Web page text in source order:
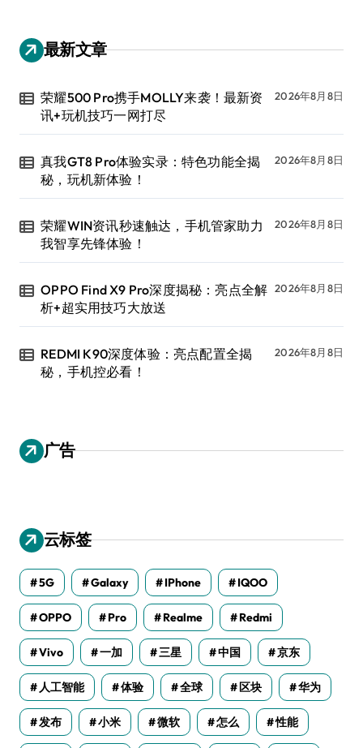
最新文章
荣耀500 Pro携手MOLLY来袭！最新资
讯+玩机技巧一网打尽
2026年8月8日
真我GT8 Pro体验实录：特色功能全揭
秘，玩机新体验！
2026年8月8日
荣耀WIN资讯秒速触达，手机管家助力
我智享先锋体验！
2026年8月8日
OPPO Find X9 Pro深度揭秘：亮点全解
析+超实用技巧大放送
2026年8月8日
REDMI K90深度体验：亮点配置全揭
秘，手机控必看！
2026年8月8日
广告
云标签
5G Galaxy IPhone IQOO
OPPO Pro Realme Redmi
Vivo 一加 三星 中国 京东
人工智能 体验 全球 区块 华为
发布 小米 微软 怎么 性能